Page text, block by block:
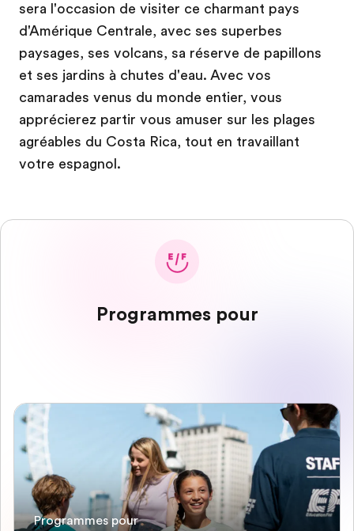
sera l'occasion de visiter ce charmant pays
d'Amérique Centrale, avec ses superbes
paysages, ses volcans, sa réserve de papillons
et ses jardins à chutes d'eau. Avec vos
camarades venus du monde entier, vous
apprécierez partir vous amuser sur les plages
agréables du Costa Rica, tout en travaillant
votre espagnol.
Programmes pour
Programmes pour